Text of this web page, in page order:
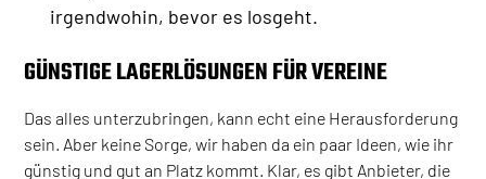
irgendwohin, bevor es losgeht.
GÜNSTIGE LAGERLÖSUNGEN FÜR VEREINE
Das alles unterzubringen, kann echt eine Herausforderung
sein. Aber keine Sorge, wir haben da ein paar Ideen, wie ihr
günstig und gut an Platz kommt. Klar, es gibt Anbieter, die